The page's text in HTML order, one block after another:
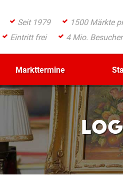
Seit 1979
1500 Märkte
Eintritt frei
4 Mio.
Markttermine